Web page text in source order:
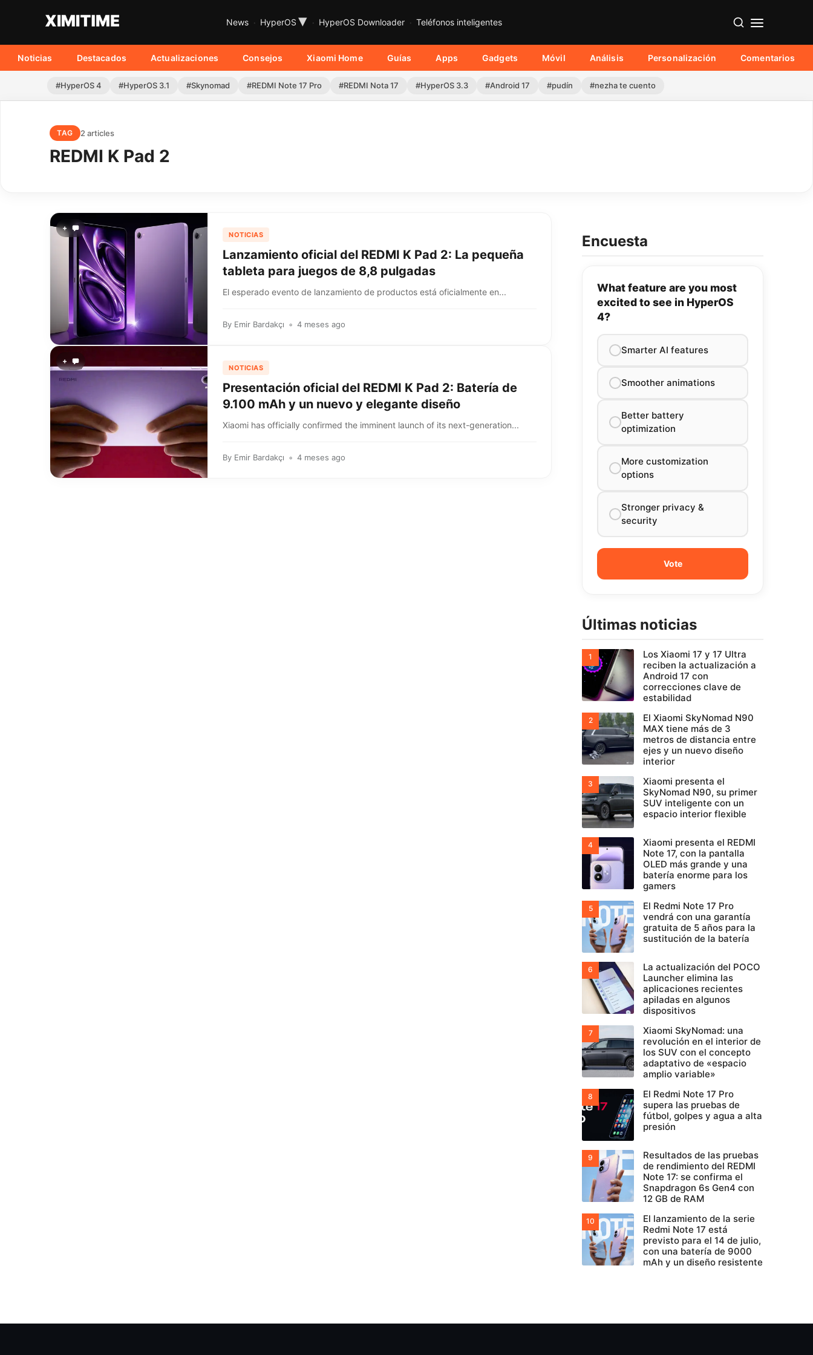
News HyperOS ▾ HyperOS Downloader Teléfonos inteligentes
Noticias Destacados Actualizaciones Consejos Xiaomi Home Guías Apps Gadgets Móvil Análisis Personalización Comentarios
#HyperOS 4 #HyperOS 3.1 #Skynomad #REDMI Note 17 Pro #REDMI Nota 17 #HyperOS 3.3 #Android 17 #pudín #nezha te cuento
TAG 2 articles
REDMI K Pad 2
+
NOTICIAS
Lanzamiento oficial del REDMI K Pad 2: La pequeña
tableta para juegos de 8,8 pulgadas
El esperado evento de lanzamiento de productos está oficialmente en...
By Emir Bardakçı 4 meses ago
+
NOTICIAS
Presentación oficial del REDMI K Pad 2: Batería de
9.100 mAh y un nuevo y elegante diseño
Xiaomi has officially confirmed the imminent launch of its next-generation...
By Emir Bardakçı 4 meses ago
Encuesta
What feature are you most
excited to see in HyperOS
4?
Smarter AI features
Smoother animations
Better battery
optimization
More customization
options
Stronger privacy &
security
Últimas noticias
Los Xiaomi 17 y 17 Ultra
reciben la actualización a
Android 17 con
correcciones clave de
estabilidad
El Xiaomi SkyNomad N90
MAX tiene más de 3
metros de distancia entre
ejes y un nuevo diseño
interior
Xiaomi presenta el
SkyNomad N90, su primer
SUV inteligente con un
espacio interior flexible
Xiaomi presenta el REDMI
Note 17, con la pantalla
OLED más grande y una
batería enorme para los
gamers
El Redmi Note 17 Pro
vendrá con una garantía
gratuita de 5 años para la
sustitución de la batería
La actualización del POCO
Launcher elimina las
aplicaciones recientes
apiladas en algunos
dispositivos
Xiaomi SkyNomad: una
revolución en el interior de
los SUV con el concepto
adaptativo de «espacio
amplio variable»
El Redmi Note 17 Pro
supera las pruebas de
fútbol, golpes y agua a alta
presión
Resultados de las pruebas
de rendimiento del REDMI
Note 17: se confirma el
Snapdragon 6s Gen4 con
12 GB de RAM
El lanzamiento de la serie
Redmi Note 17 está
previsto para el 14 de julio,
con una batería de 9000
mAh y un diseño resistente